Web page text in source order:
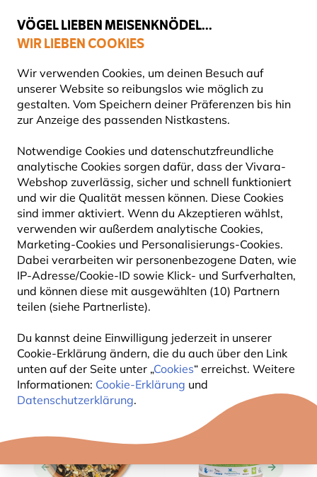
VÖGEL LIEBEN MEISENKNÖDEL...
WIR LIEBEN COOKIES
Wir verwenden Cookies, um deinen Besuch auf
unserer Website so reibungslos wie möglich zu
gestalten. Vom Speichern deiner Präferenzen bis hin
zur Anzeige des passenden Nistkastens.
Notwendige Cookies und datenschutzfreundliche
analytische Cookies sorgen dafür, dass der Vivara-
Webshop zuverlässig, sicher und schnell funktioniert
und wir die Qualität messen können. Diese Cookies
sind immer aktiviert. Wenn du Akzeptieren wählst,
verwenden wir außerdem analytische Cookies,
Marketing-Cookies und Personalisierungs-Cookies.
Dabei verarbeiten wir personenbezogene Daten, wie
IP-Adresse/Cookie-ID sowie Klick- und Surfverhalten,
und können diese mit ausgewählten (10) Partnern
teilen (siehe Partnerliste).
Du kannst deine Einwilligung jederzeit in unserer
Cookie-Erklärung ändern, die du auch über den Link
unten auf der Seite unter „Cookies“ erreichst. Weitere
Informationen: Cookie-Erklärung und
Datenschutzerklärung.
Gratis Versand ab 49 €
Frühlings-Sale